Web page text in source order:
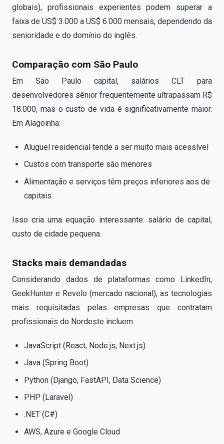
globais), profissionais experientes podem superar a
faixa de US$ 3.000 a US$ 6.000 mensais, dependendo da
senioridade e do domínio do inglês.
Comparação com São Paulo
Em São Paulo capital, salários CLT para
desenvolvedores sênior frequentemente ultrapassam R$
18.000, mas o custo de vida é significativamente maior.
Em Alagoinha:
Aluguel residencial tende a ser muito mais acessível
Custos com transporte são menores
Alimentação e serviços têm preços inferiores aos de
capitais
Isso cria uma equação interessante: salário de capital,
custo de cidade pequena.
Stacks mais demandadas
Considerando dados de plataformas como LinkedIn,
GeekHunter e Revelo (mercado nacional), as tecnologias
mais requisitadas pelas empresas que contratam
profissionais do Nordeste incluem:
JavaScript (React, Node.js, Next.js)
Java (Spring Boot)
Python (Django, FastAPI, Data Science)
PHP (Laravel)
.NET (C#)
AWS, Azure e Google Cloud